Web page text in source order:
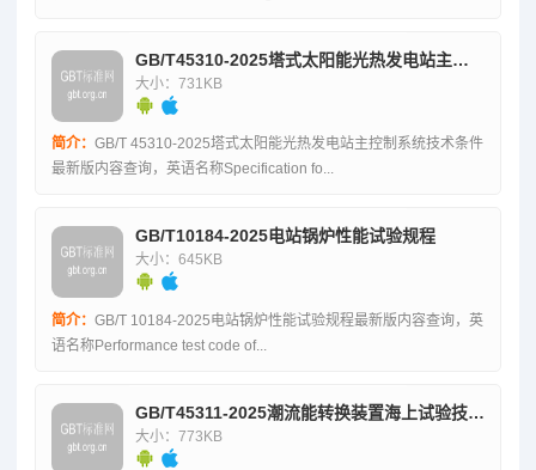
GB/T45310-2025塔式太阳能光热发电站主控制系统技术条件
大小：731KB
简介： GB/T 45310-2025塔式太阳能光热发电站主控制系统技术条件
最新版内容查询，英语名称Specification fo...
GB/T10184-2025电站锅炉性能试验规程
大小：645KB
简介： GB/T 10184-2025电站锅炉性能试验规程最新版内容查询，英
语名称Performance test code of...
GB/T45311-2025潮流能转换装置海上试验技术要求
大小：773KB